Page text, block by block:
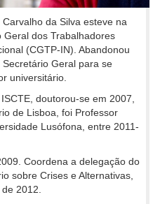
da Silva esteve na
dos Trabalhadores
(CGTP-IN). Abandonou
Geral para se
universitário.
doutorou-se em 2007,
de Lisboa, foi Professor
Lusófona, entre 2011-
Coordena a delegação do
sobre Crises e Alternativas,
2012.